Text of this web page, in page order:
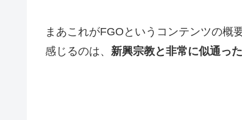
まあこれがFGOというコンテンツの概
感じるのは、 新興宗教と非常に似通っ